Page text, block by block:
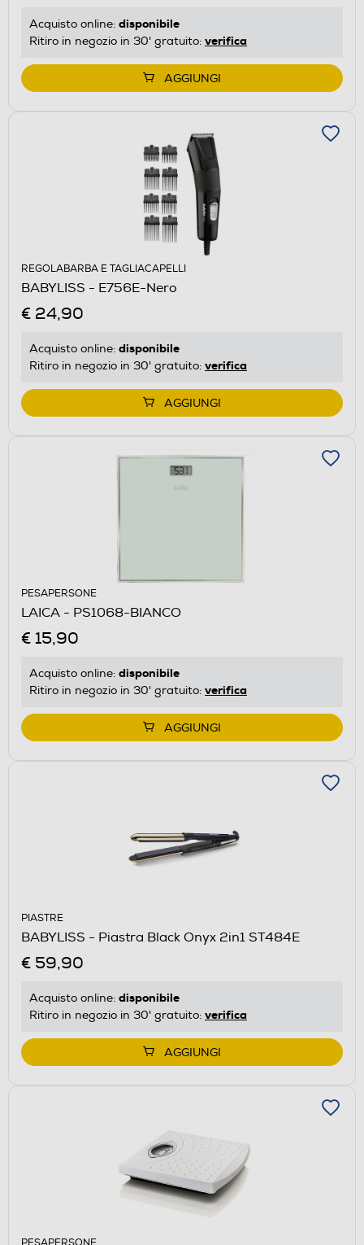
Acquisto online: disponibile
Ritiro in negozio in 30' gratuito: verifica
AGGIUNGI
REGOLABARBA E TAGLIACAPELLI
BABYLISS - E756E-Nero
€ 24,90
Acquisto online: disponibile
Ritiro in negozio in 30' gratuito: verifica
AGGIUNGI
PESAPERSONE
LAICA - PS1068-BIANCO
€ 15,90
Acquisto online: disponibile
Ritiro in negozio in 30' gratuito: verifica
AGGIUNGI
PIASTRE
BABYLISS - Piastra Black Onyx 2in1 ST484E
€ 59,90
Acquisto online: disponibile
Ritiro in negozio in 30' gratuito: verifica
AGGIUNGI